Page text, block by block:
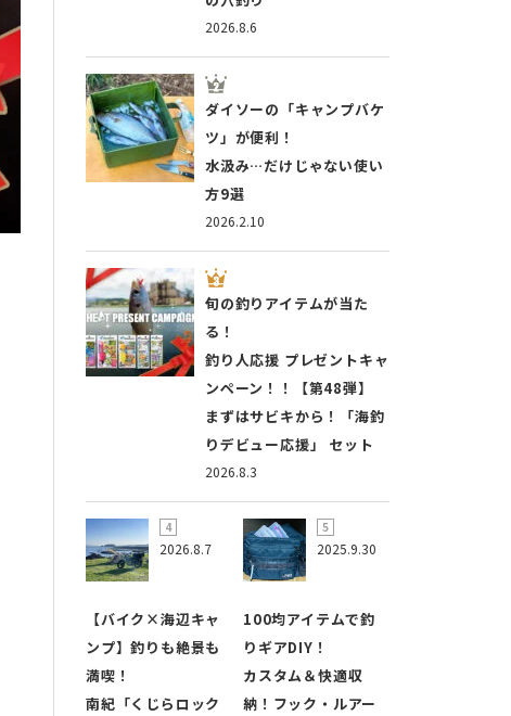
2026.8.6
2026.2.10
ダイソーの「キャンプバケ
ツ」が便利！
水汲み…だけじゃない使い
方9選
2026.8.3
旬の釣りアイテムが当た
る！
釣り人応援 プレゼントキャ
ンペーン！！【第48弾】
まずはサビキから！「海釣
りデビュー応援」 セット
2026.8.7
【バイク×海辺キャ
ンプ】釣りも絶景も
満喫！
南紀「くじらロック
2025.9.30
100均アイテムで釣
りギアDIY！
カスタム＆快適収
納！フック・ルアー